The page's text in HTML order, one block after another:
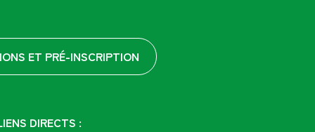
ET PRÉ-INSCRIPTION
DIRECTS :